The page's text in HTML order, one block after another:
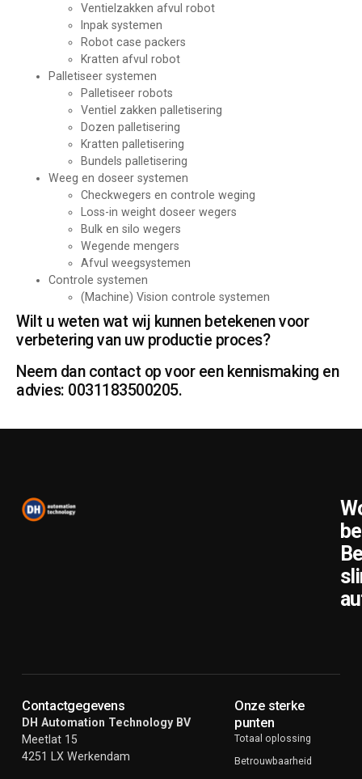
Ventielzakken afvul robot
Inpak systemen
Robot case packers
Kratten afvul robot
Palletiseer systemen
Palletiseer robots
Ventiel zakken palletisering
Dozen palletisering
Kratten palletisering
Bundels palletisering
Weeg en doseer systemen
Checkwegers en controle weging
Loss-in weight doseer wegers
Bulk en silo wegers
Wegende mengers
Afvul weegsystemen
Controle systemen
(Machine) Vision controle systemen
Wilt u weten wat wij kunnen betekenen voor
verbetering van uw productie proces?
Neem dan contact op voor een kennismaking en
advies: 0031183500205.
Contactgegevens
DH Automation Technology BV
Meetlat 15
4251 LX Werkendam
Onze sterke
punten
Totaal oplossing
Betrouwbaarheid